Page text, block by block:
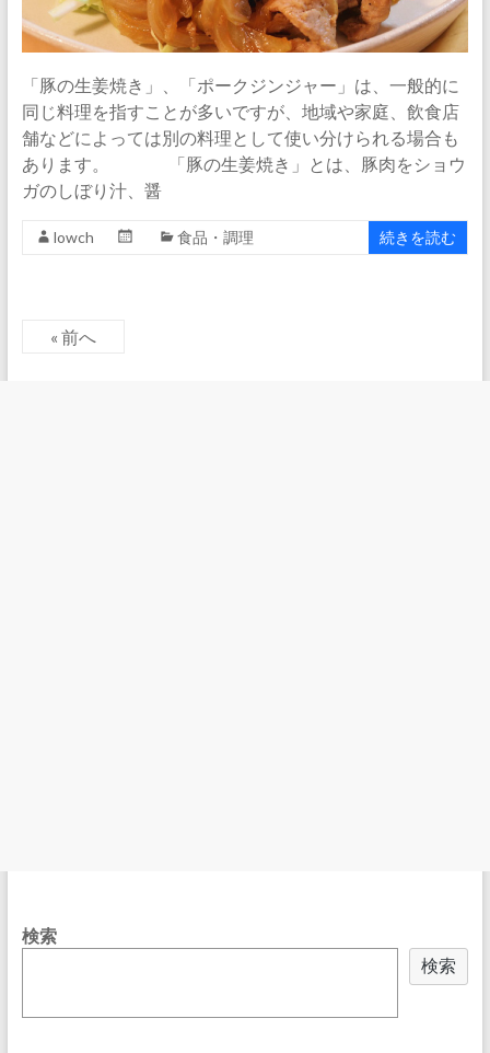
「豚の生姜焼き」、「ポークジンジャー」は、一般的に
同じ料理を指すことが多いですが、地域や家庭、飲食店
舗などによっては別の料理として使い分けられる場合も
あります。 「豚の生姜焼き」とは、豚肉をショウ
ガのしぼり汁、醤
lowch 食品・調理 続きを読む
« 前へ
検索
検索